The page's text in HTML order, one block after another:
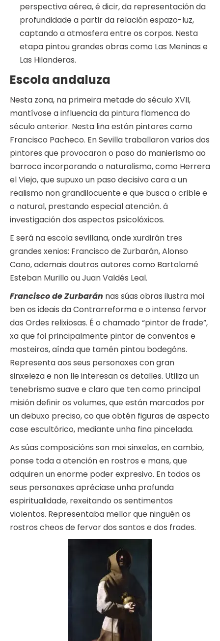
perspectiva aérea, é dicir, da representación da
profundidade a partir da relación espazo-luz,
captando a atmosfera entre os corpos. Nesta
etapa pintou grandes obras como Las Meninas e
Las Hilanderas.
Escola andaluza
Nesta zona, na primeira metade do século XVII,
mantívose a influencia da pintura flamenca do
século anterior. Nesta liña están pintores como
Francisco Pacheco. En Sevilla traballaron varios dos
pintores que provocaron o paso do manierismo ao
barroco incorporando o naturalismo, como Herrera
el Viejo, que supuxo un paso decisivo cara a un
realismo non grandilocuente e que busca o crible e
o natural, prestando especial atención. á
investigación dos aspectos psicolóxicos.
E será na escola sevillana, onde xurdirán tres
grandes xenios: Francisco de Zurbarán, Alonso
Cano, ademais doutros autores como Bartolomé
Esteban Murillo ou Juan Valdés Leal.
Francisco de Zurbarán nas súas obras ilustra moi
ben os ideais da Contrarreforma e o intenso fervor
das Ordes relixiosas. É o chamado “pintor de frade”,
xa que foi principalmente pintor de conventos e
mosteiros, aínda que tamén pintou bodegóns.
Representa aos seus personaxes con gran
sinxeleza e non lle interesan os detalles. Utiliza un
tenebrismo suave e claro que ten como principal
misión definir os volumes, que están marcados por
un debuxo preciso, co que obtén figuras de aspecto
case escultórico, mediante unha fina pincelada.
As súas composicións son moi sinxelas, en cambio,
ponse toda a atención en rostros e mans, que
adquiren un enorme poder expresivo. En todos os
seus personaxes apréciase unha profunda
espiritualidade, rexeitando os sentimentos
violentos. Representaba mellor que ninguén os
rostros cheos de fervor dos santos e dos frades.